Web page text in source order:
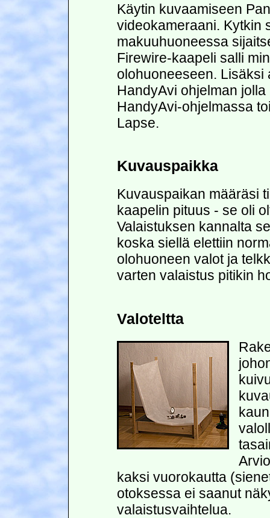
Käytin kuvaamiseen
videokameraani. Kytkin
makuuhuoneessa
Firewire-kaapeli salli
olohuoneeseen.
HandyAvi ohjelman
HandyAvi-ohjelmassa
Lapse.
Kuvauspaikka
Kuvauspaikan määräsi
kaapelin pituus - se oli
Valaistuksen kannalta
koska siellä elettiin
olohuoneen valot ja
varten valaistus pitikin
Valoteltta
kaksi vuorokautta
otoksessa ei saanut
valaistusvaihtelua.